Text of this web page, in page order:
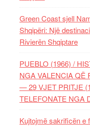
Green Coast sjell
Shqipëri: Një
Rivierën Shqiptare
PUEBLO (1966) /
NGA VALENCIA QË
— 29 VJET PRITJE
TELEFONATE NGA
Kujtojmë sakrificën e